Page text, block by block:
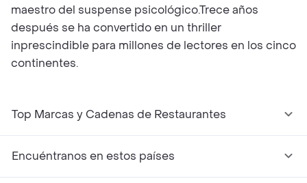
maestro del suspense psicológico.Trece años
después se ha convertido en un thriller
inprescindible para millones de lectores en los cinco
continentes.
Top Marcas y Cadenas de Restaurantes
Encuéntranos en estos países